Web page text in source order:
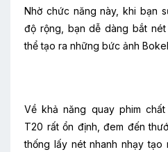
Nhờ chức năng này, khi bạn
độ rộng, bạn dễ dàng bắt
thể tạo ra những bức ảnh
Về khả năng quay phim
T20 rất ổn định, đem đến
thống lấy nét nhanh nhạy tạo